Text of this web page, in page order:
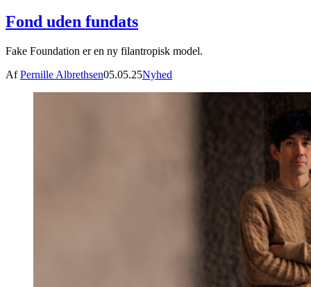
Fond uden fundats
Fake Foundation er en ny filantropisk model.
AfPernille Albrethsen05.05.25Nyhed